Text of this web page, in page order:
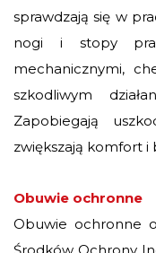
sprawdzają się w
nogi i stopy
mechanicznymi,
szkodliwym
Zapobiegają
zwiększają komfort i
Obuwie ochronne
Obuwie ochronne